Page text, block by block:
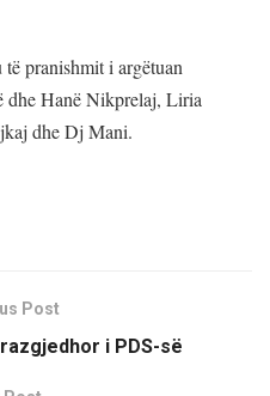
pranishmit i argëtuan
dhe Hanë Nikprelaj, Liria
dhe Dj Mani.
Post
i PDS-së